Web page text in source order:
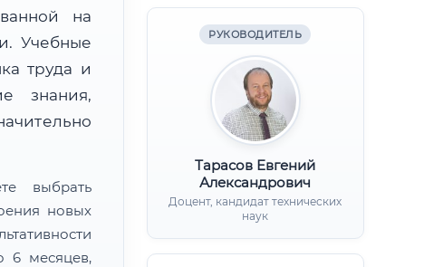
РУКОВОДИТЕЛЬ
Тарасов Евгений
Александрович
Доцент, кандидат технических
наук
на
Учебные
труда и
знания,
выбрать
новых
6 месяцев,